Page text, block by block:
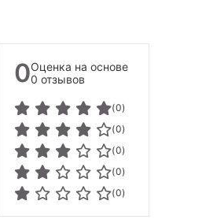
0Оценка на основе
0 отзывов
(0)
(0)
(0)
(0)
(0)